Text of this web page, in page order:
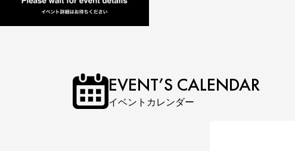
EVENT’S CALENDAR
イベントカレンダー